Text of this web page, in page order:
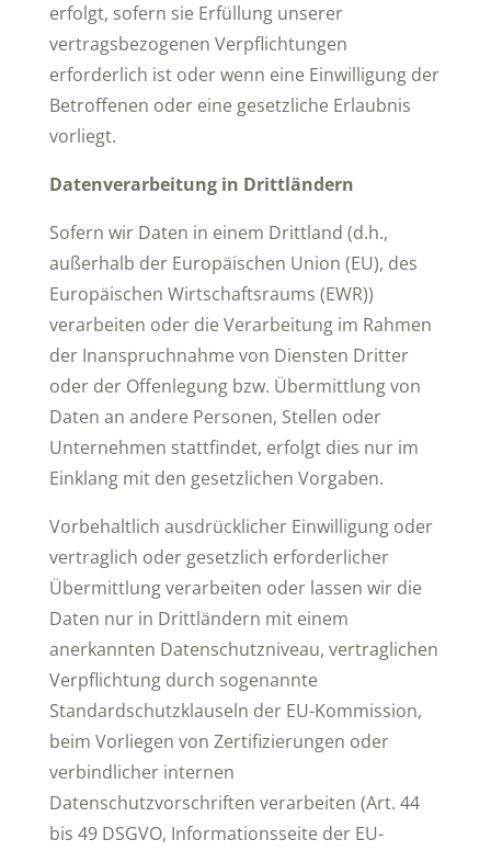
erfolgt, sofern sie Erfüllung unserer
vertragsbezogenen Verpflichtungen
erforderlich ist oder wenn eine Einwilligung der
Betroffenen oder eine gesetzliche Erlaubnis
vorliegt.
Datenverarbeitung in Drittländern
Sofern wir Daten in einem Drittland (d.h.,
außerhalb der Europäischen Union (EU), des
Europäischen Wirtschaftsraums (EWR))
verarbeiten oder die Verarbeitung im Rahmen
der Inanspruchnahme von Diensten Dritter
oder der Offenlegung bzw. Übermittlung von
Daten an andere Personen, Stellen oder
Unternehmen stattfindet, erfolgt dies nur im
Einklang mit den gesetzlichen Vorgaben.
Vorbehaltlich ausdrücklicher Einwilligung oder
vertraglich oder gesetzlich erforderlicher
Übermittlung verarbeiten oder lassen wir die
Daten nur in Drittländern mit einem
anerkannten Datenschutzniveau, vertraglichen
Verpflichtung durch sogenannte
Standardschutzklauseln der EU-Kommission,
beim Vorliegen von Zertifizierungen oder
verbindlicher internen
Datenschutzvorschriften verarbeiten (Art. 44
bis 49 DSGVO, Informationsseite der EU-